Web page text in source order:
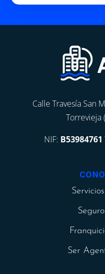
Calle Travesía San
Torrevieja
NIF: B53984761
Ser